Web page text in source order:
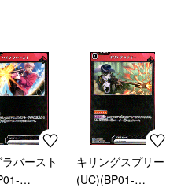
バースト
キリングスプリー
(UC)(BP01-